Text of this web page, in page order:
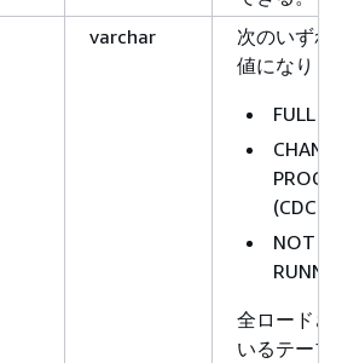
varchar
次のいずれ
値になりま
FULL
(CDC)
NOT
全ロードさ
いるテーブ